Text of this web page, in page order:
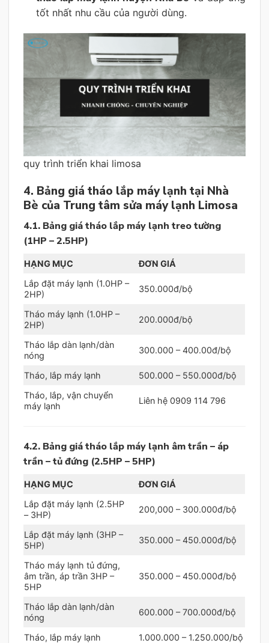
tốt nhất nhu cầu của người dùng.
quy trình triển khai limosa
4. Bảng giá tháo lắp máy lạnh tại Nhà
Bè của Trung tâm sửa máy lạnh Limosa
4.1. Bảng giá tháo lắp máy lạnh treo tường
(1HP – 2.5HP)
HẠNG MỤC
ĐƠN GIÁ
Lắp đặt máy lạnh (1.0HP –
2HP)
350.000đ/bộ
Tháo máy lạnh (1.0HP –
2HP)
200.000đ/bộ
Tháo lắp dàn lạnh/dàn
nóng
300.000 – 400.00đ/bộ
Tháo, lắp máy lạnh
500.000 – 550.000đ/bộ
Tháo, lắp, vận chuyển
máy lạnh
Liên hệ 0909 114 796
4.2. Bảng giá tháo lắp máy lạnh âm trần – áp
trần – tủ đứng (2.5HP – 5HP)
HẠNG MỤC
ĐƠN GIÁ
Lắp đặt máy lạnh (2.5HP
– 3HP)
200,000 – 300.000đ/bộ
Lắp đặt máy lạnh (3HP –
5HP)
350.000 – 450.000đ/bộ
Tháo máy lạnh tủ đứng,
âm trần, áp trần 3HP –
5HP
350.000 – 450.000đ/bộ
Tháo lắp dàn lạnh/dàn
nóng
600.000 – 700.000đ/bộ
Tháo, lắp máy lạnh 1.000.000 – 1.250.000/bộ